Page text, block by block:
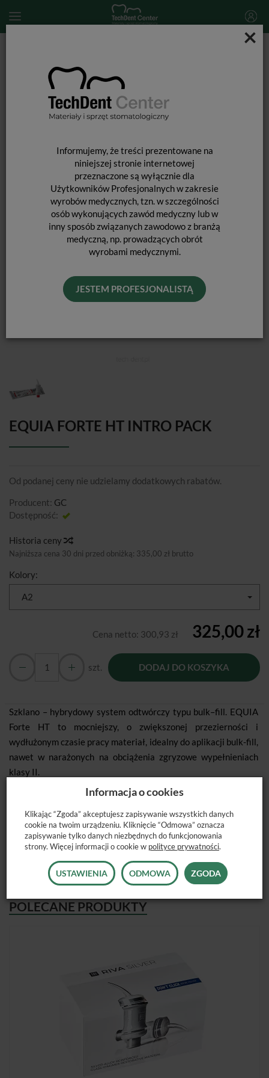
×
Informujemy, że treści prezentowane na
niniejszej stronie internetowej
przeznaczone są wyłącznie dla
Użytkowników Profesjonalnych w zakresie
wyrobów medycznych, tzn. w szczególności
osób wykonujących zawód medyczny lub w
inny sposób związanych zawodowo z branżą
medyczną, np. prowadzących obrót
wyrobami medycznymi.
JESTEM PROFESJONALISTĄ
MATERIAŁY GLASJONOMEROWE
EQUIA Forte HT Intro Pack
EQUIA FORTE HT INTRO PACK
Od podanej ceny nie udzielamy dodatkowych rabatów.
Producent: GC
Dostępność:
Historia ceny
Najniższa cena 30 dni przed obniżką: 335,00 zł brutto
Kolory:
A2
Cena netto: 300,93 zł 325,00 zł
szt. DODAJ DO KOSZYKA
Szklano – hybrydowy system odtwórczy typu bulk–fill. EQUIA
Forte HT to mocniejszy, o zwiększonej przezierności i
wydłużonym czasie pracy materiał, idealny do aplikacji bulk-fill,
nawet w narażonych na obciążenia zgryzowe wypełnieniach
klasy II.
Dostępne opakowanie:EQUIA Forte HT Intro Pack (20
kapsułek Equia Forte HT + Equia Forte Coat 20 x 0,1ml).
POLECANE PRODUKTY
Informacja o cookies
Klikając “Zgoda” akceptujesz zapisywanie wszystkich danych
cookie na twoim urządzeniu. Kliknięcie “Odmowa” oznacza
zapisywanie tylko danych niezbędnych do funkcjonowania
strony. Więcej informacji o cookie w polityce prywatności.
USTAWIENIA ODMOWA ZGODA